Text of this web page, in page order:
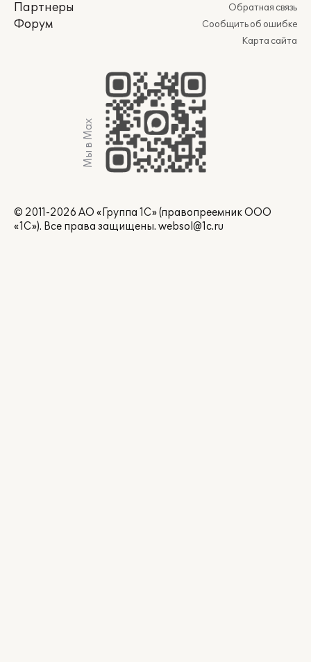
Партнеры
Форум
Обратная связь
Сообщить об ошибке
Карта сайта
Мы в Max
© 2011-2026 АО «Группа 1С» (правопреемник ООО
«1С»). Все права защищены. websol@1c.ru